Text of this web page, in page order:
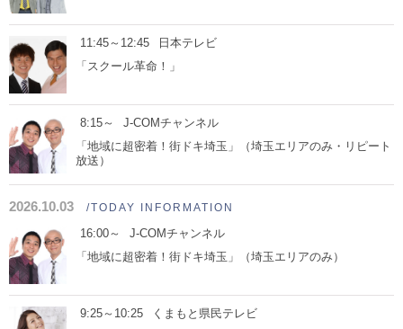
11:45～12:45
日本テレビ
「スクール革命！」
8:15～
J-COMチャンネル
「地域に超密着！街ドキ埼玉」（埼玉エリアのみ・リピート
放送）
2026.10.03 /TODAY INFORMATION
16:00～
J-COMチャンネル
「地域に超密着！街ドキ埼玉」（埼玉エリアのみ）
9:25～10:25
くまもと県民テレビ